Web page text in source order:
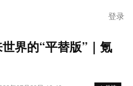
登录
界的“平替版”｜氪